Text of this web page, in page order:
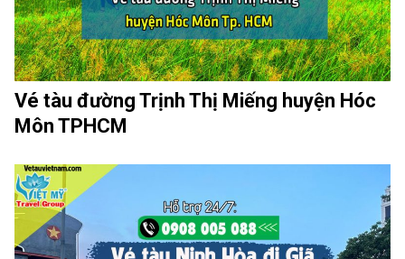
Vé tàu đường Trịnh Thị Miếng huyện Hóc
Môn TPHCM